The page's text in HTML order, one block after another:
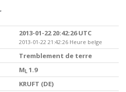
2013-01-22 20:42:26 UTC
2013-01-22 21:42:26 Heure belge
Tremblement de terre
M L 1.9
KRUFT (DE)